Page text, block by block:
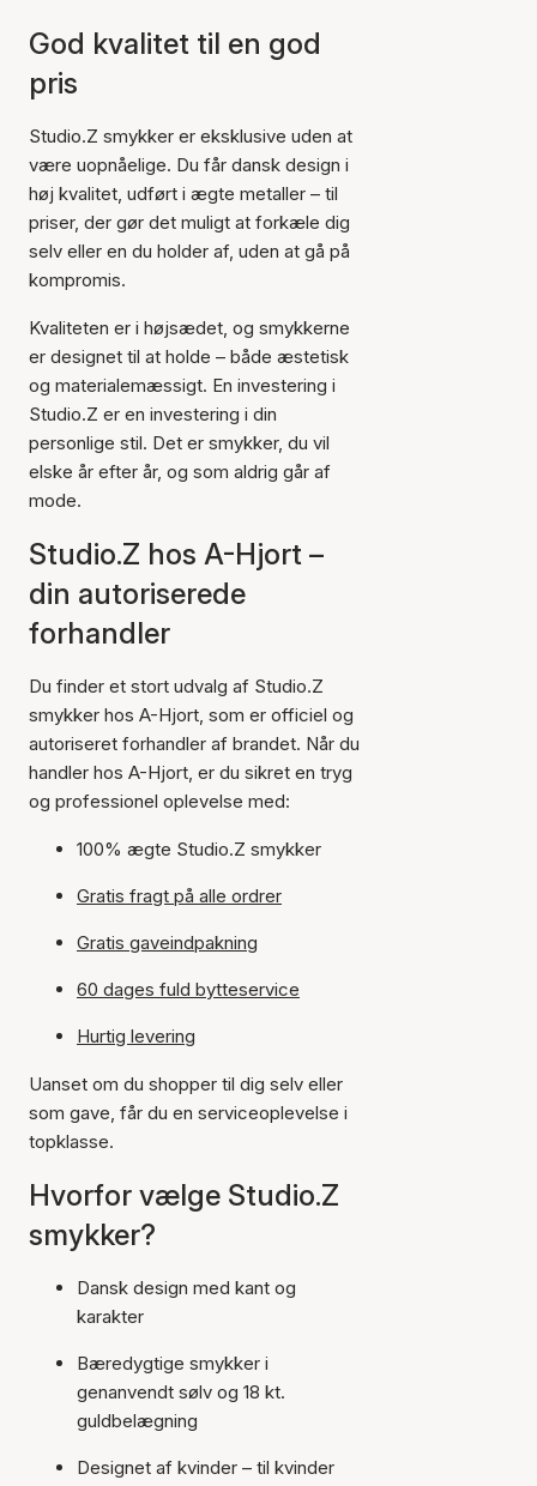
God kvalitet til en god
pris
Studio.Z smykker er eksklusive uden at
være uopnåelige. Du får dansk design i
høj kvalitet, udført i ægte metaller – til
priser, der gør det muligt at forkæle dig
selv eller en du holder af, uden at gå på
kompromis.
Kvaliteten er i højsædet, og smykkerne
er designet til at holde – både æstetisk
og materialemæssigt. En investering i
Studio.Z er en investering i din
personlige stil. Det er smykker, du vil
elske år efter år, og som aldrig går af
mode.
Studio.Z hos A-Hjort –
din autoriserede
forhandler
Du finder et stort udvalg af Studio.Z
smykker hos A-Hjort, som er officiel og
autoriseret forhandler af brandet. Når du
handler hos A-Hjort, er du sikret en tryg
og professionel oplevelse med:
100% ægte Studio.Z smykker
Gratis fragt på alle ordrer
Gratis gaveindpakning
60 dages fuld bytteservice
Hurtig levering
Uanset om du shopper til dig selv eller
som gave, får du en serviceoplevelse i
topklasse.
Hvorfor vælge Studio.Z
smykker?
Dansk design med kant og
karakter
Bæredygtige smykker i
genanvendt sølv og 18 kt.
guldbelægning
Designet af kvinder – til kvinder